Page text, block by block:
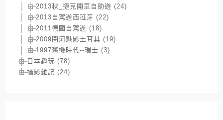
2013秋_捷克開車自助遊 (24)
2013自駕遊西班牙 (22)
2011德國自駕遊 (18)
2009闇河魅影土耳其 (19)
1997舊機時代--瑞士 (3)
日本趣玩 (78)
攝影雜記 (24)